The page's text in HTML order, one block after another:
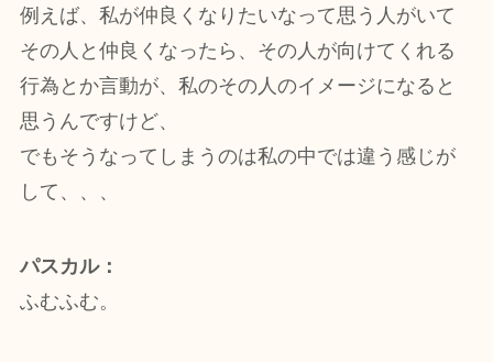
例えば、私が仲良くなりたいなって思う人がいて
その人と仲良くなったら、その人が向けてくれる
行為とか言動が、私のその人のイメージになると
思うんですけど、
でもそうなってしまうのは私の中では違う感じが
して、、、
パスカル：
ふむふむ。